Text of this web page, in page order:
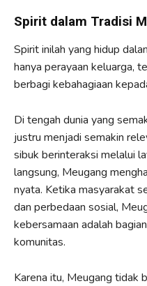
Spirit dalam Tradisi
Spirit inilah yang hidup
hanya perayaan keluarga,
berbagi kebahagiaan
Di tengah dunia yang
justru menjadi semakin
sibuk berinteraksi melalui
langsung, Meugang
nyata. Ketika masyarakat
dan perbedaan sosial,
kebersamaan adalah
komunitas.
Karena itu, Meugang tidak